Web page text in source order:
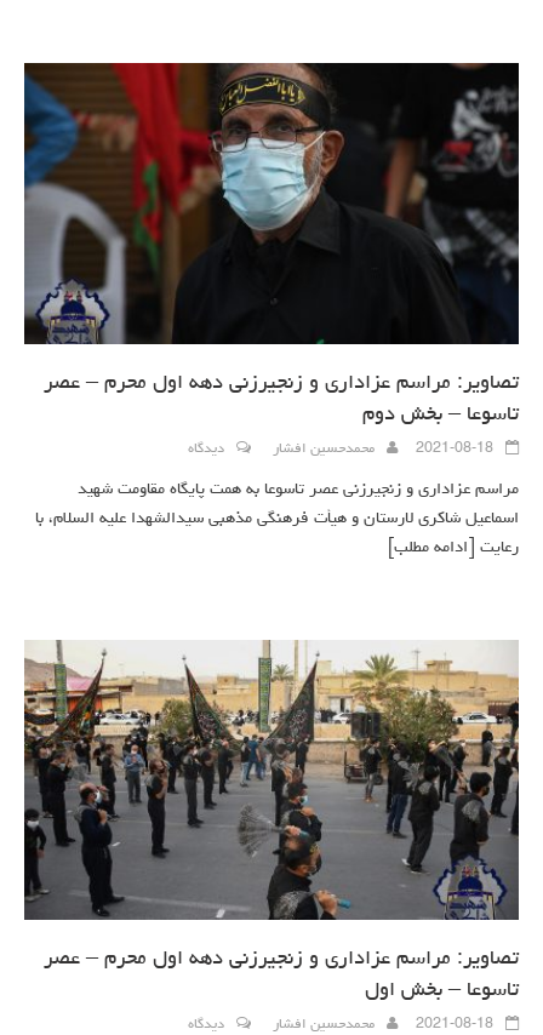
تصاویر: مراسم عزاداری و زنجیرزنی دهه اول محرم – عصر
تاسوعا – بخش دوم
2021-08-18 محمدحسین افشار دیدگاه
مراسم عزاداری و زنجیرزنی عصر تاسوعا به همت پایگاه مقاومت شهید
اسماعیل شاکری لارستان و هیأت فرهنگی مذهبی سیدالشهدا علیه السلام، با
رعایت
[ادامه مطلب]
تصاویر: مراسم عزاداری و زنجیرزنی دهه اول محرم – عصر
تاسوعا – بخش اول
2021-08-18 محمدحسین افشار دیدگاه